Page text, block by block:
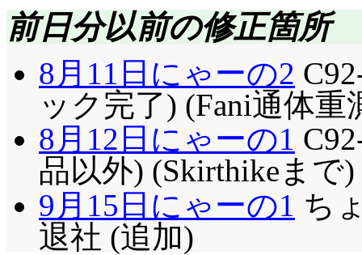
前日分以前の修正箇所
8月11日にゃーの2
ック完了) (Fani通体重
8月12日にゃーの1
品以外) (Skirthikeまで)
9月15日にゃーの1 ち
退社 (追加)